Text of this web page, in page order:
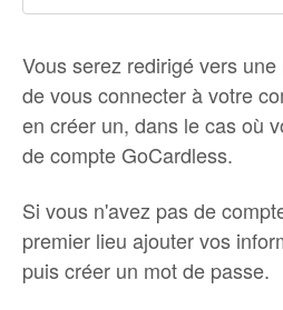
Vous serez redirigé vers
de vous connecter à votre
en créer un, dans le cas où
de compte GoCardless.
Si vous n'avez pas de
premier lieu ajouter vos
puis créer un mot de passe.